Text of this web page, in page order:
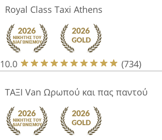
Royal Class Taxi Athens
10.0 (734)
ΤΑΞΙ Van Ωρωπού και πας παντού